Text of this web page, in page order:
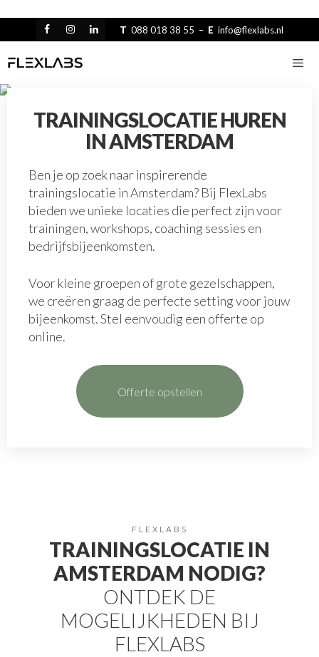
content
T 088 018 38 55 – E info@flexlabs.nl
TRAININGSLOCATIE HUREN
IN AMSTERDAM
Ben je op zoek naar inspirerende
trainingslocatie in Amsterdam? Bij FlexLabs
bieden we unieke locaties die perfect zijn voor
trainingen, workshops, coaching sessies en
bedrijfsbijeenkomsten.
Voor kleine groepen of grote gezelschappen,
we creëren graag de perfecte setting voor jouw
bijeenkomst. Stel eenvoudig een offerte op
online.
Offerte opstellen
FLEXLABS
TRAININGSLOCATIE IN
AMSTERDAM NODIG?
ONTDEK DE
MOGELIJKHEDEN BIJ
FLEXLABS